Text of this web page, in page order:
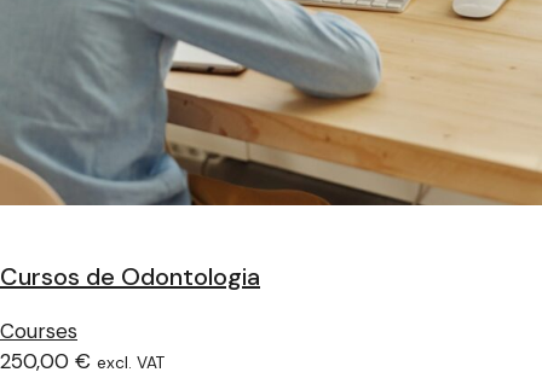
Cursos de Odontologia
Courses
250,00 € excl. VAT